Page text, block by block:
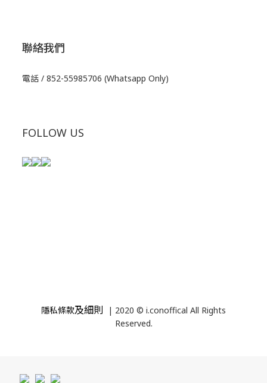
聯絡我們
電話 / 852-55985706 (Whatsapp Only)
FOLLOW US
隱私條款及細則
| 2020 © i.conoffical All Rights
Reserved.